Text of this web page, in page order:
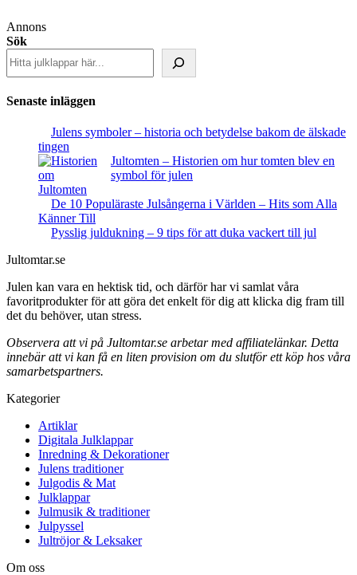
Annons
Sök
Senaste inläggen
Julens symboler – historia och betydelse bakom de älskade
tingen
Jultomten – Historien om hur tomten blev en
symbol för julen
De 10 Populäraste Julsångerna i Världen – Hits som Alla
Känner Till
Pysslig juldukning – 9 tips för att duka vackert till jul
Jultomtar.se
Julen kan vara en hektisk tid, och därför har vi samlat våra
favoritprodukter för att göra det enkelt för dig att klicka dig fram till
det du behöver, utan stress.
Observera att vi på Jultomtar.se arbetar med affiliatelänkar. Detta
innebär att vi kan få en liten provision om du slutför ett köp hos våra
samarbetspartners.
Kategorier
Artiklar
Digitala Julklappar
Inredning & Dekorationer
Julens traditioner
Julgodis & Mat
Julklappar
Julmusik & traditioner
Julpyssel
Jultröjor & Leksaker
Om oss